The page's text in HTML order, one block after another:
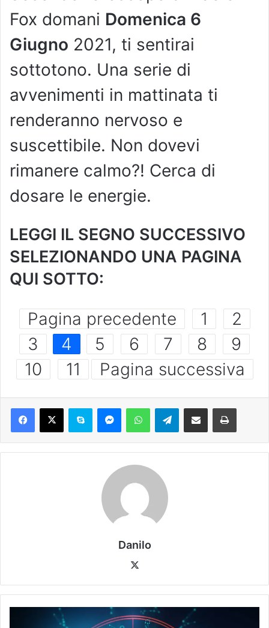
Fox domani Domenica 6
Giugno 2021, ti sentirai
sottotono. Una serie di
avvenimenti in mattinata ti
renderanno nervoso e
suscettibile. Non dovevi
rimanere calmo?! Cerca di
dosare le energie.
LEGGI IL SEGNO SUCCESSIVO
SELEZIONANDO UNA PAGINA
QUI SOTTO:
Pagina precedente 1
2
3
4 5 6 7 8
9
10
11 Pagina successiva
Danilo